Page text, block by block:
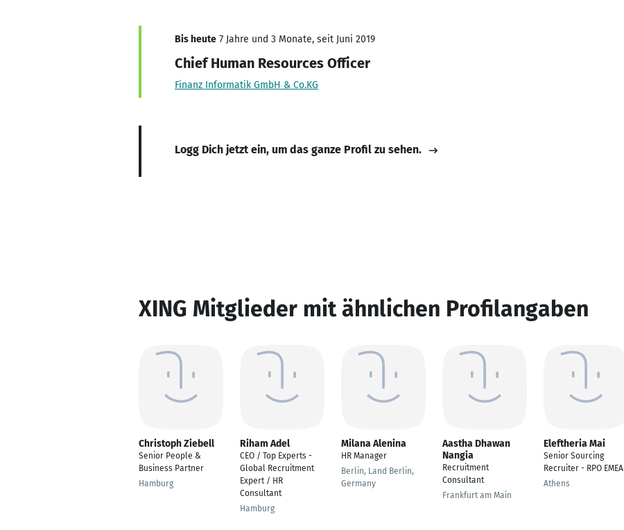
Bis heute 7 Jahre und 3 Monate, seit Juni 2019
Chief Human Resources Officer
Finanz Informatik GmbH & Co.KG
Logg Dich jetzt ein, um das ganze Profil zu sehen.
XING Mitglieder mit ähnlichen Profilangaben
Christoph Ziebell
Senior People &
Business Partner
Hamburg
Riham Adel
CEO / Top Experts -
Global Recruitment
Expert / HR
Consultant
Hamburg
Milana Alenina
HR Manager
Berlin, Land Berlin,
Germany
Aastha Dhawan
Nangia
Recruitment
Consultant
Frankfurt am Main
Eleftheria Mai
Senior Sourcing
Recruiter - RPO EMEA
Athens